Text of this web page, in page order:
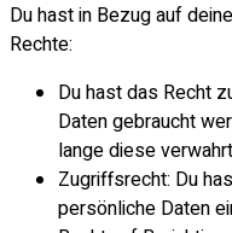
Du hast in Bezug auf
Rechte:
Du hast das Recht
Daten gebraucht
lange diese
Zugriffsrecht: Du
persönliche Daten